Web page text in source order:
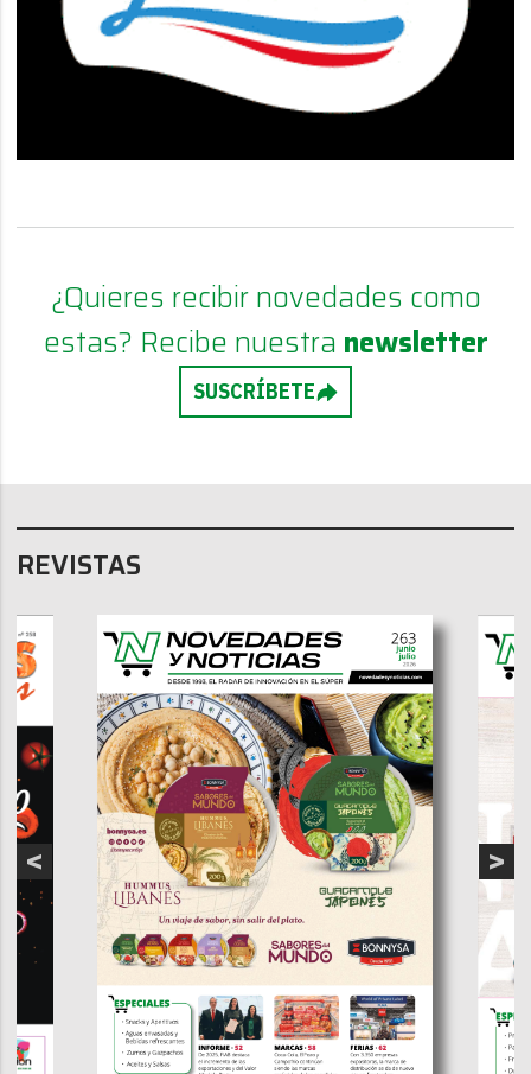
¿Quieres recibir novedades como
estas? Recibe nuestra newsletter
SUSCRÍBETE
REVISTAS